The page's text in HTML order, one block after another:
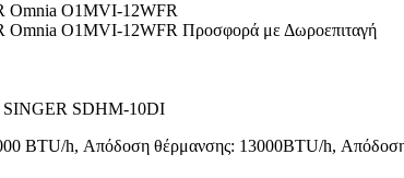
Omnia O1MVI-12WFR
Omnia O1MVI-12WFR Προσφορά με Δωροεπιταγή
SINGER SDHM-10DI
BTU/h, Απόδοση θέρμανσης: 13000BTU/h,